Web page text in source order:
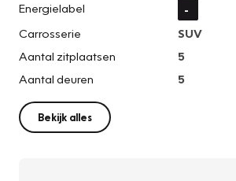
Energielabel
-
Carrosserie
SUV
Aantal zitplaatsen
5
Aantal deuren
5
Bekijk alles